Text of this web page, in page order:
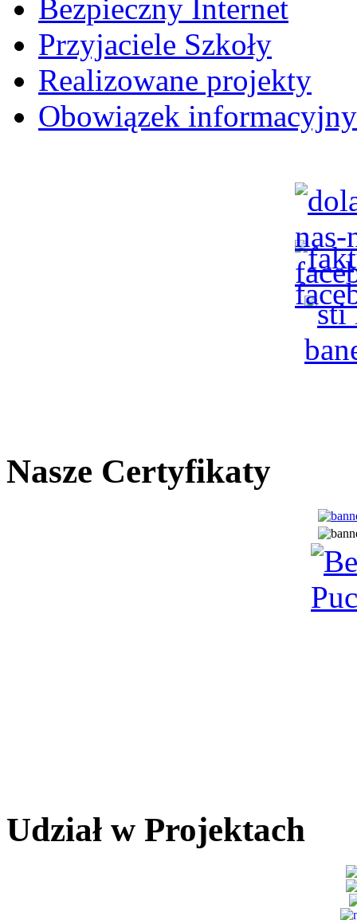
Bezpieczny Internet
Przyjaciele Szkoły
Realizowane projekty
Obowiązek informacyjny
Nasze Certyfikaty
Udział w Projektach